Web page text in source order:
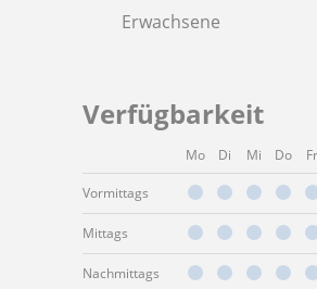
Erwachsene
Verfügbarkeit
Mo Di Mi Do Fr
Vormittags
Mittags
Nachmittags